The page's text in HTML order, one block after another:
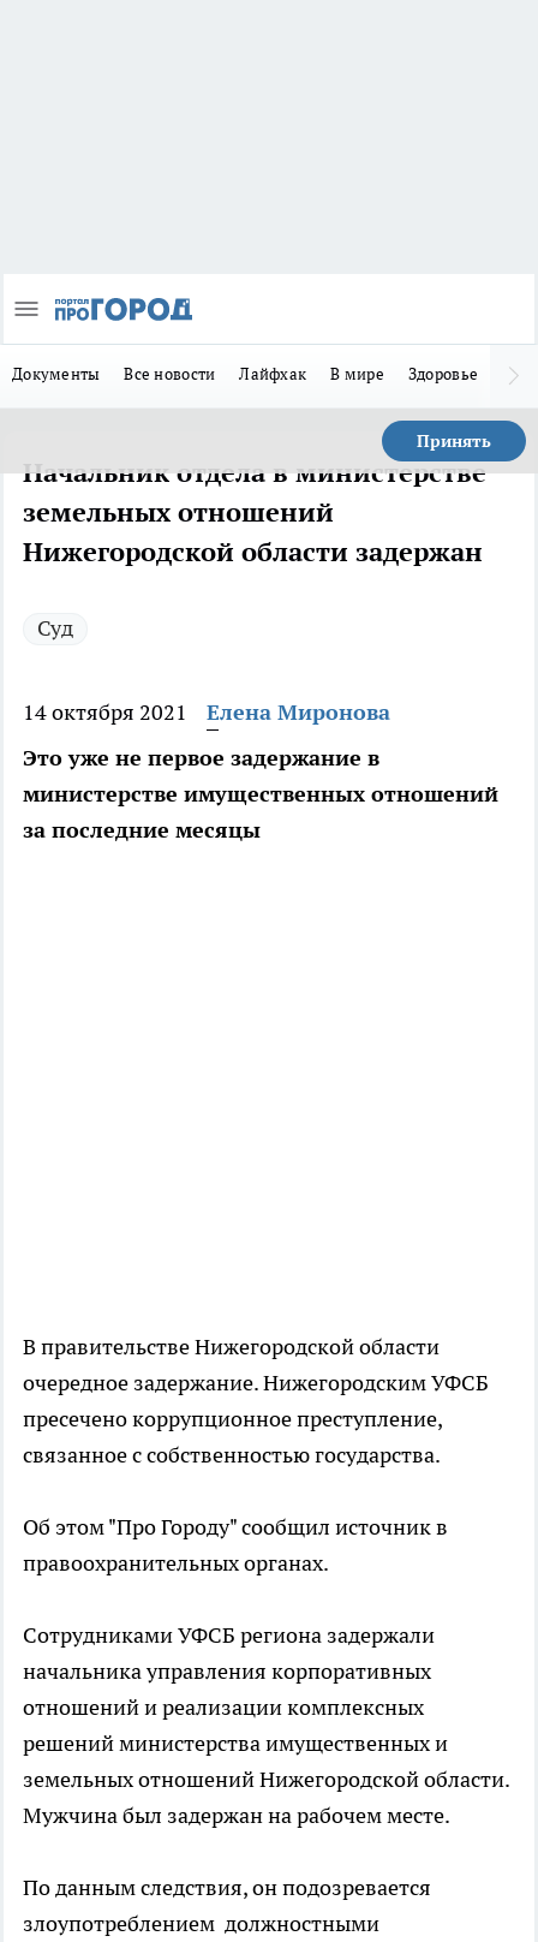
Документы Все новости Лайфхак В мире Здоровье
Принять
Начальник отдела в министерстве
земельных отношений
Нижегородской области задержан
Суд
14 октября 2021
Елена Миронова
Это уже не первое задержание в
министерстве имущественных отношений
за последние месяцы
В правительстве Нижегородской области
очередное задержание. Нижегородским УФСБ
пресечено коррупционное преступление,
связанное с собственностью государства.
Об этом "Про Городу" сообщил источник в
правоохранительных органах.
Сотрудниками УФСБ региона задержали
начальника управления корпоративных
отношений и реализации комплексных
решений министерства имущественных и
земельных отношений Нижегородской области.
Мужчина был задержан на рабочем месте.
По данным следствия, он подозревается
злоупотреблением должностными